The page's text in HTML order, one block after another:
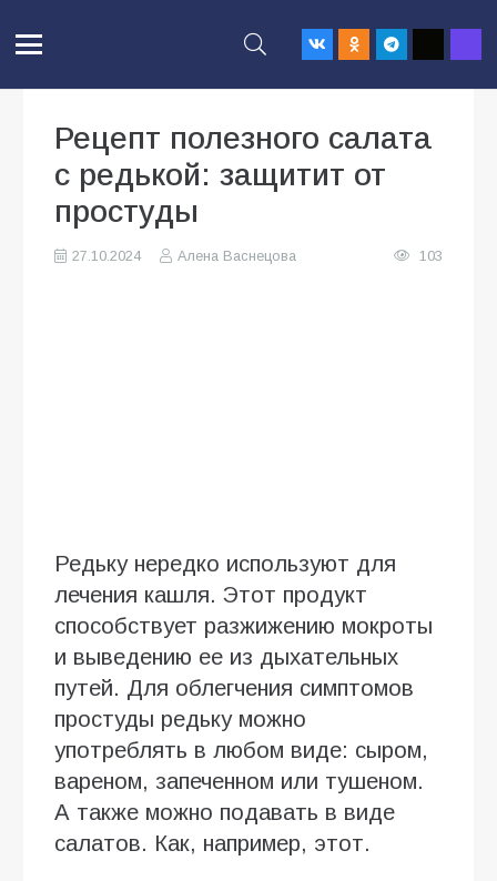
Рецепт полезного салата
с редькой: защитит от
простуды
27.10.2024 Алена Васнецова 103
Редьку нередко используют для
лечения кашля. Этот продукт
способствует разжижению мокроты
и выведению ее из дыхательных
путей. Для облегчения симптомов
простуды редьку можно
употреблять в любом виде: сыром,
вареном, запеченном или тушеном.
А также можно подавать в виде
салатов. Как, например, этот.